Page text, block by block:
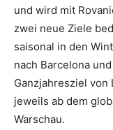
und wird mit
zwei neue Ziele
saisonal in den
nach Barcelona
Ganzjahresziel von
jeweils ab dem
Warschau.